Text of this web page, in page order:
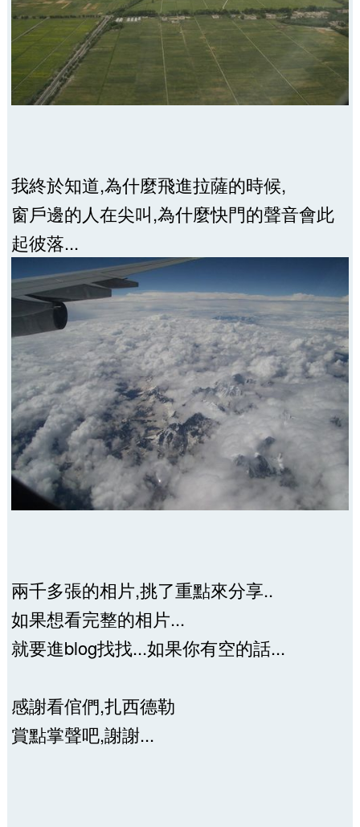
我終於知道,為什麼飛進拉薩的時候,
窗戶邊的人在尖叫,為什麼快門的聲音會此
起彼落...
兩千多張的相片,挑了重點來分享..
如果想看完整的相片...
就要進blog找找...如果你有空的話...
感謝看倌們,扎西德勒
賞點掌聲吧,謝謝...